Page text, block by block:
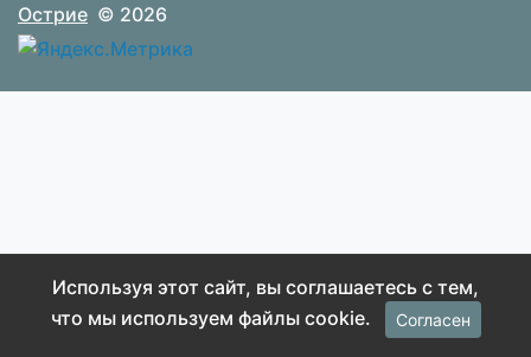
Острие © 2026
Используя этот сайт, вы соглашаетесь с тем,
что мы используем файлы cookie.
Согласен